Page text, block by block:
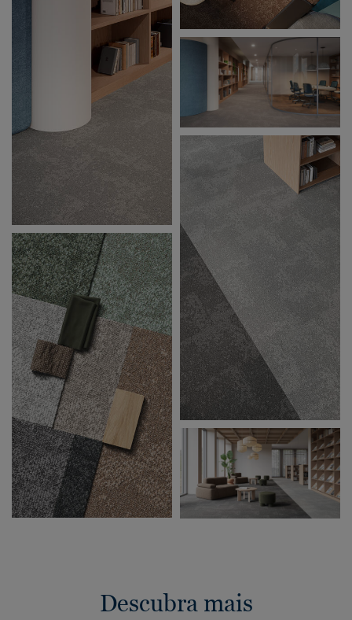
Descubra mais